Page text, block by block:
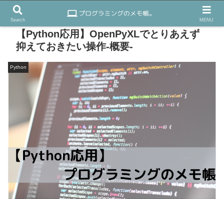
【Python応用】OpenPyXLでとりあえず
抑えておきたい操作-概要-
Python
Search MENU